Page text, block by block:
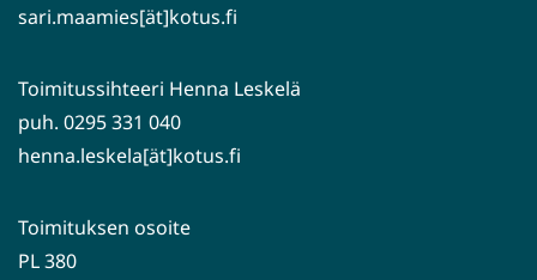
sari.maamies[ät]kotus.fi
Toimitussihteeri Henna Leskelä
puh. 0295 331 040
henna.leskela[ät]kotus.fi
Toimituksen osoite
PL 380